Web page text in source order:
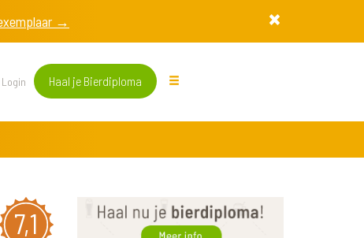
→
Login Haal je Bierdiploma
7,1